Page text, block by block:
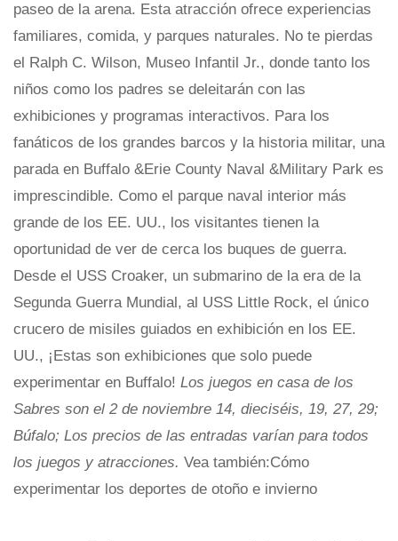
paseo de la arena. Esta atracción ofrece experiencias
familiares, comida, y parques naturales. No te pierdas
el Ralph C. Wilson, Museo Infantil Jr., donde tanto los
niños como los padres se deleitarán con las
exhibiciones y programas interactivos. Para los
fanáticos de los grandes barcos y la historia militar, una
parada en Buffalo &Erie County Naval &Military Park es
imprescindible. Como el parque naval interior más
grande de los EE. UU., los visitantes tienen la
oportunidad de ver de cerca los buques de guerra.
Desde el USS Croaker, un submarino de la era de la
Segunda Guerra Mundial, al USS Little Rock, el único
crucero de misiles guiados en exhibición en los EE.
UU., ¡Estas son exhibiciones que solo puede
experimentar en Buffalo! Los juegos en casa de los
Sabres son el 2 de noviembre 14, dieciséis, 19, 27, 29;
Búfalo; Los precios de las entradas varían para todos
los juegos y atracciones. Vea también:Cómo
experimentar los deportes de otoño e invierno